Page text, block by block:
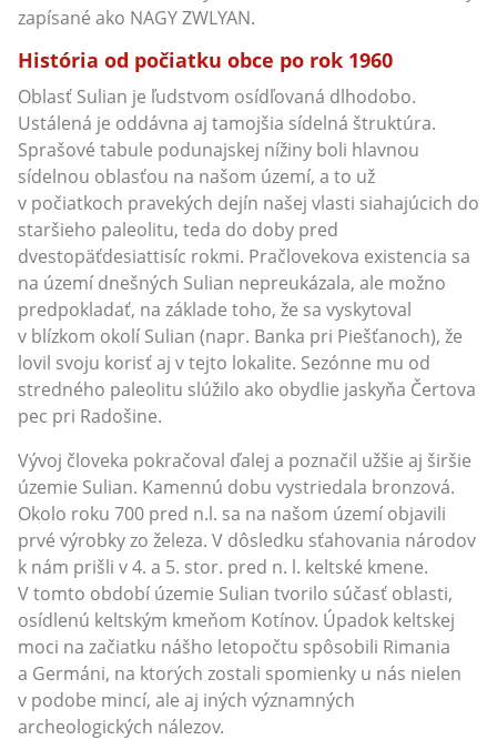
zapísané ako NAGY ZWLYAN.
História od počiatku obce po rok 1960
Oblasť Sulian je ľudstvom osídľovaná dlhodobo.
Ustálená je oddávna aj tamojšia sídelná štruktúra.
Sprašové tabule podunajskej nížiny boli hlavnou
sídelnou oblasťou na našom území, a to už
v počiatkoch pravekých dejín našej vlasti siahajúcich do
staršieho paleolitu, teda do doby pred
dvestopäťdesiattisíc rokmi. Pračlovekova existencia sa
na území dnešných Sulian nepreukázala, ale možno
predpokladať, na základe toho, že sa vyskytoval
v blízkom okolí Sulian (napr. Banka pri Piešťanoch), že
lovil svoju korisť aj v tejto lokalite. Sezónne mu od
stredného paleolitu slúžilo ako obydlie jaskyňa Čertova
pec pri Radošine.
Vývoj človeka pokračoval ďalej a poznačil užšie aj širšie
územie Sulian. Kamennú dobu vystriedala bronzová.
Okolo roku 700 pred n.l. sa na našom území objavili
prvé výrobky zo železa. V dôsledku sťahovania národov
k nám prišli v 4. a 5. stor. pred n. l. keltské kmene.
V tomto období územie Sulian tvorilo súčasť oblasti,
osídlenú keltským kmeňom Kotínov. Úpadok keltskej
moci na začiatku nášho letopočtu spôsobili Rimania
a Germáni, na ktorých zostali spomienky u nás nielen
v podobe mincí, ale aj iných významných
archeologických nálezov.